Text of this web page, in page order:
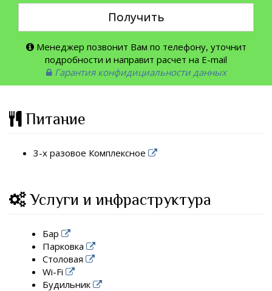
Получить
Менеджер позвонит Вам по телефону, уточнит
подробности и направит расчет на E-mail
Гарантия конфидициальности данных
Питание
3-х разовое Комплексное
Услуги и инфраструктура
Бар
Парковка
Столовая
Wi-Fi
Будильник